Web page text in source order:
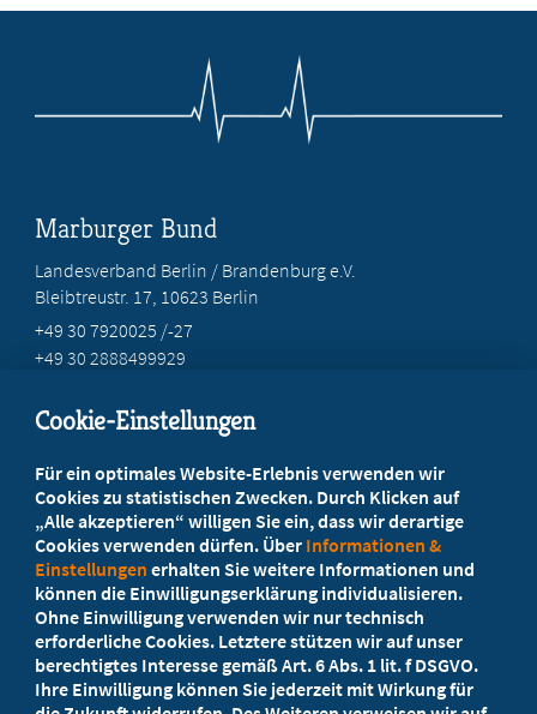
Marburger Bund
Landesverband Berlin / Brandenburg e.V.
Bleibtreustr. 17, 10623 Berlin
+49 30 7920025 /-27
+49 30 2888499929
Ihr Landesverband berät Sie!
Ansprechpartner
Werden Sie jetzt Mitglied
5 Vorteile einer MB-Mitgliedschaft
Cookie-Einstellungen
Für ein optimales Website-Erlebnis verwenden wir
Cookies zu statistischen Zwecken. Durch Klicken auf
„Alle akzeptieren“ willigen Sie ein, dass wir derartige
Cookies verwenden dürfen. Über Informationen &
Einstellungen erhalten Sie weitere Informationen und
können die Einwilligungserklärung individualisieren.
Ohne Einwilligung verwenden wir nur technisch
erforderliche Cookies. Letztere stützen wir auf unser
berechtigtes Interesse gemäß Art. 6 Abs. 1 lit. f DSGVO.
Ihre Einwilligung können Sie jederzeit mit Wirkung für